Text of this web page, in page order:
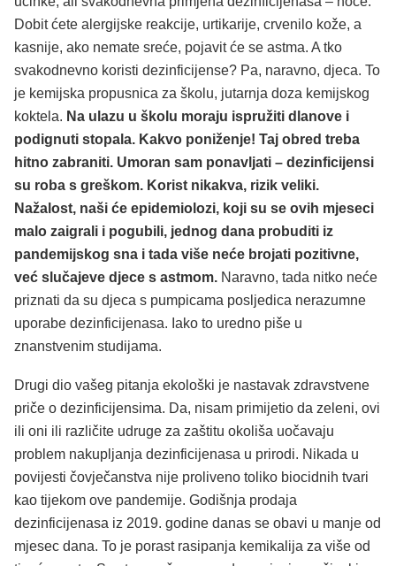
Dobit ćete alergijske reakcije, urtikarije, crvenilo kože, a
kasnije, ako nemate sreće, pojavit će se astma. A tko
svakodnevno koristi dezinficijense? Pa, naravno, djeca. To
je kemijska propusnica za školu, jutarnja doza kemijskog
koktela. Na ulazu u školu moraju ispružiti dlanove i
podignuti stopala. Kakvo poniženje! Taj obred treba
hitno zabraniti. Umoran sam ponavljati – dezinficijensi
su roba s greškom. Korist nikakva, rizik veliki.
Nažalost, naši će epidemiolozi, koji su se ovih mjeseci
malo zaigrali i pogubili, jednog dana probuditi iz
pandemijskog sna i tada više neće brojati pozitivne,
već slučajeve djece s astmom. Naravno, tada nitko neće
priznati da su djeca s pumpicama posljedica nerazumne
uporabe dezinficijenasa. Iako to uredno piše u
znanstvenim studijama.
Drugi dio vašeg pitanja ekološki je nastavak zdravstvene
priče o dezinficijensima. Da, nisam primijetio da zeleni, ovi
ili oni ili različite udruge za zaštitu okoliša uočavaju
problem nakupljanja dezinficijenasa u prirodi. Nikada u
povijesti čovječanstva nije proliveno toliko biocidnih tvari
kao tijekom ove pandemije. Godišnja prodaja
dezinficijenasa iz 2019. godine danas se obavi u manje od
mjesec dana. To je porast rasipanja kemikalija za više od